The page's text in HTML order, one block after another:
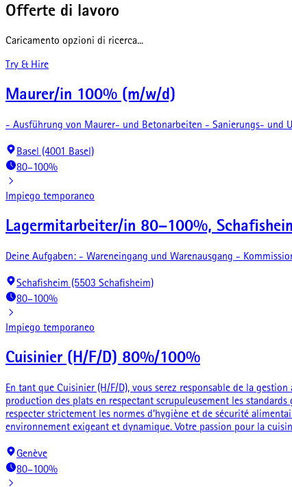
Offerte di lavoro
Caricamento opzioni di ricerca...
Try & Hire
Maurer/in 100% (m/w/d)
- Ausführung von Maurer- und Betonarbeiten - Sanierungs- und
Basel (4001 Basel)
80–100%
Impiego temporaneo
Lagermitarbeiter/in 80–100%,
Deine Aufgaben: - Wareneingang und Warenausgang -
Schafisheim (5503 Schafisheim)
80–100%
Impiego temporaneo
Cuisinier (H/F/D) 80%/100%
En tant que Cuisinier (H/F/D), vous serez responsable de la
production des plats en respectant scrupuleusement les
respecter strictement les normes d’hygiène et de sécurité
environnement exigeant et dynamique. Votre passion pour la
Genève
80–100%